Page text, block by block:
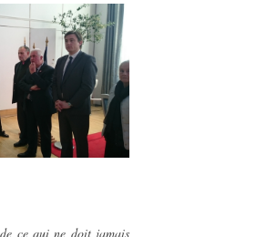
ce qui ne doit jamais